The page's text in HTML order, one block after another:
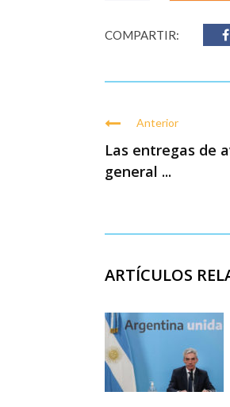
COMPARTIR:
Anterior
Las entregas de
general ...
ARTÍCULOS